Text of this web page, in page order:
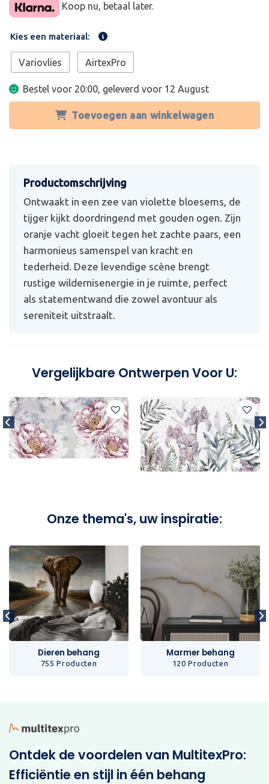
Koop nu, betaal later.
Kies een materiaal:
Variovlies AirtexPro
Bestel voor 20:00, geleverd voor 12 August
Toevoegen aan winkelwagen
Ontwaakt in een zee van violette bloesems, de
tijger kijkt doordringend met gouden ogen. Zijn
oranje vacht gloeit tegen het zachte paars, een
harmonieus samenspel van kracht en
tederheid. Deze levendige scène brengt
rustige wildernisenergie in je ruimte, perfect
als statementwand die zowel avontuur als
sereniteit uitstraalt.
Vergelijkbare Ontwerpen Voor U:
Onze thema's, uw inspiratie:
Dieren behang
755 Producten
Marmer behang
120 Producten
Ontdek de voordelen van MultitexPro:
Efficiëntie en stijl in één behang